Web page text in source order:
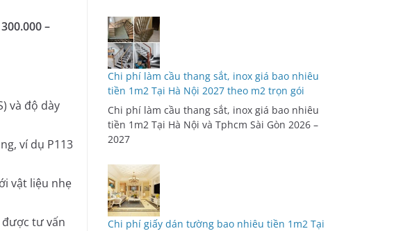
300.000 –
và độ dày
ví dụ P113
vật liệu nhẹ
tư vấn
Chi phí làm cầu thang sắt, inox giá bao nhiêu
tiền 1m2 Tại Hà Nội 2027 theo m2 trọn gói
Chi phí làm cầu thang sắt, inox giá bao nhiêu
tiền 1m2 Tại Hà Nội và Tphcm Sài Gòn 2026 –
2027
Chi phí giấy dán tường bao nhiêu tiền 1m2 Tại